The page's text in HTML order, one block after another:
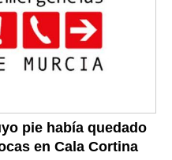
pie había quedado
en Cala Cortina